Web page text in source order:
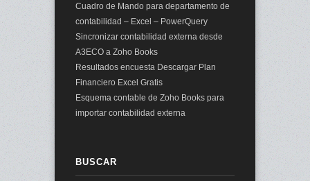
Cuadro de Mando para departamento de
contabilidad – Excel – PowerQuery
Sincronizar contabilidad externa desde
A3ECO a Zoho Books
Resultados encuesta Descargar Plan
Financiero Excel Gratis
Esquema contable de Zoho Books para
importar contabilidad externa
BUSCAR